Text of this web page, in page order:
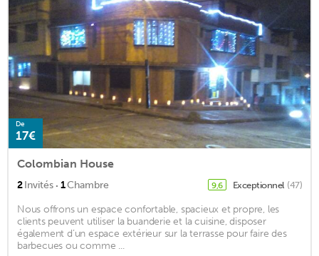
De
17€
Colombian House
2Invités · 1Chambre 9,6 Exceptionnel (47)
Nous offrons un espace confortable, spacieux et propre, les
clients peuvent utiliser la buanderie et la cuisine, disposer
également d’un espace extérieur sur la terrasse pour faire des
barbecues ou comme ...